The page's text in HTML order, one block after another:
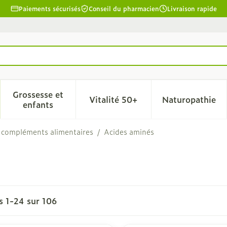
Paiements sécurisés Conseil du pharmacien Livraison rapide
Beauté, soins et hygiène
sous-menu pour la catégorie Régime, alimentation &
Grossesse et
enfantsAfficher le sous-menu pour la catégorie
Vitalité 50+Afficher le sous-menu pour
Naturopathie
Afficher
alimentaires / Acides aminés
1-24 sur 106